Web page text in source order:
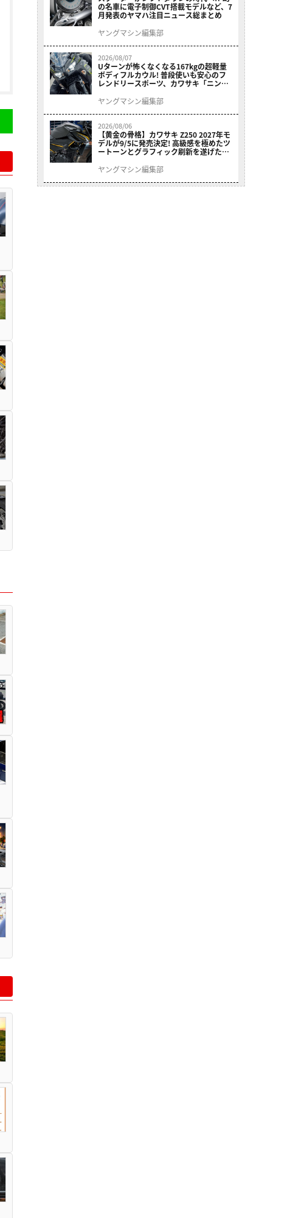
の名車に電子制御CVT搭載モデルなど、7
月発表のヤマハ注目ニュース総まとめ
ヤングマシン編集部
2026/08/07
Uターンが怖くなくなる167kgの超軽量
ボディフルカウル! 普段使いも安心のフ
レンドリースポーツ、カワサキ「ニンジ
9/5発売
ヤングマシン編集部
2026/08/06
【黄金の骨格】カワサキ Z250 2027年モ
デルが9/5に発売決定! 高級感を極めたツ
ートーンとグラフィック刷新を遂げた本
ヤングマシン編集部